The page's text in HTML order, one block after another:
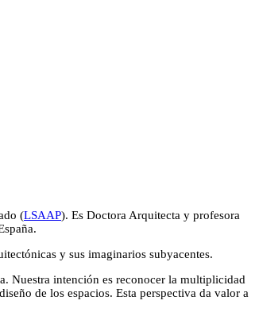
(LSAAP). Es Doctora Arquitecta y profesora
y sus imaginarios subyacentes.
Nuestra intención es reconocer la multiplicidad
de los espacios. Esta perspectiva da valor a